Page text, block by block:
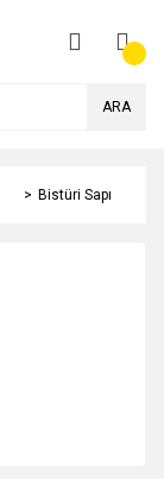
ARA
Bistüri Sapı